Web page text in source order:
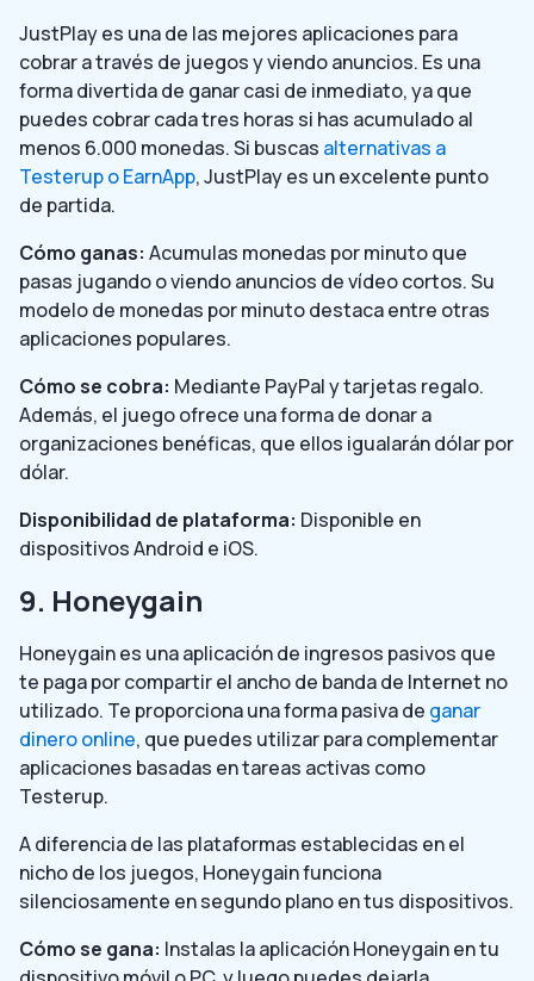
JustPlay es una de las mejores aplicaciones para
cobrar a través de juegos y viendo anuncios. Es una
forma divertida de ganar casi de inmediato, ya que
puedes cobrar cada tres horas si has acumulado al
menos 6.000 monedas. Si buscas alternativas a
Testerup o EarnApp, JustPlay es un excelente punto
de partida.
Cómo ganas: Acumulas monedas por minuto que
pasas jugando o viendo anuncios de vídeo cortos. Su
modelo de monedas por minuto destaca entre otras
aplicaciones populares.
Cómo se cobra: Mediante PayPal y tarjetas regalo.
Además, el juego ofrece una forma de donar a
organizaciones benéficas, que ellos igualarán dólar por
dólar.
Disponibilidad de plataforma: Disponible en
dispositivos Android e iOS.
9. Honeygain
Honeygain es una aplicación de ingresos pasivos que
te paga por compartir el ancho de banda de Internet no
utilizado. Te proporciona una forma pasiva de ganar
dinero online, que puedes utilizar para complementar
aplicaciones basadas en tareas activas como
Testerup.
A diferencia de las plataformas establecidas en el
nicho de los juegos, Honeygain funciona
silenciosamente en segundo plano en tus dispositivos.
Cómo se gana: Instalas la aplicación Honeygain en tu